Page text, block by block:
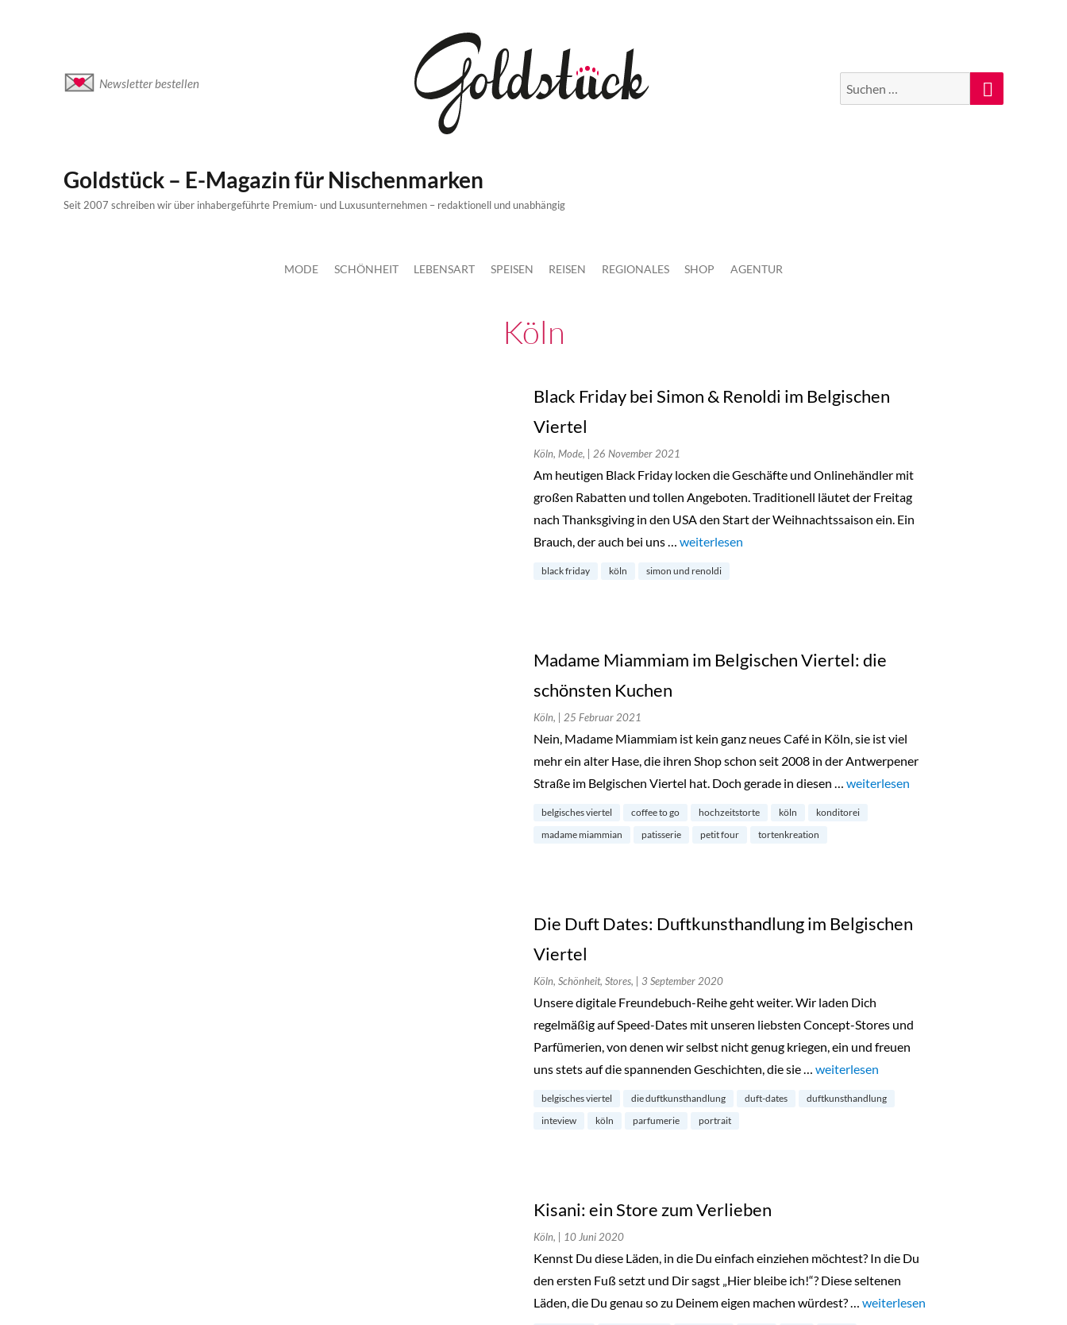
Newsletter bestellen
Suche
nach:
Suchen
Goldstück – E-Magazin für Nischenmarken
Seit 2007 schreiben wir über inhabergeführte Premium- und Luxusunternehmen – redaktionell und unabhängig
MODE SCHÖNHEIT LEBENSART SPEISEN REISEN REGIONALES SHOP AGENTUR
Köln
Black Friday bei Simon & Renoldi im Belgischen
Viertel
Köln, Mode, | 26 November 2021
Am heutigen Black Friday locken die Geschäfte und Onlinehändler mit
großen Rabatten und tollen Angeboten. Traditionell läutet der Freitag
nach Thanksgiving in den USA den Start der Weihnachtssaison ein. Ein
Brauch, der auch bei uns … „Black Friday bei Simon & Renoldi im Belgischen Viertel“
weiterlesen
black friday köln simon und renoldi
Madame Miammiam im Belgischen Viertel: die
schönsten Kuchen
Köln, | 25 Februar 2021
Nein, Madame Miammiam ist kein ganz neues Café in Köln, sie ist viel
mehr ein alter Hase, die ihren Shop schon seit 2008 in der Antwerpener
Straße im Belgischen Viertel hat. Doch gerade in diesen … „Madame Miammiam im Belgischen
weiterlesen
belgisches viertel coffee to go hochzeitstorte köln
konditorei
madame miammian
patisserie petit four tortenkreation
Die Duft Dates: Duftkunsthandlung im Belgischen
Viertel
Köln, Schönheit, Stores, | 3 September 2020
Unsere digitale Freundebuch-Reihe geht weiter. Wir laden Dich
regelmäßig auf Speed-Dates mit unseren liebsten Concept-Stores und
Parfümerien, von denen wir selbst nicht genug kriegen, ein und freuen
uns stets auf die spannenden Geschichten, die sie … „Die Duft Dates: Duftkunsthandlung im
weiterlesen
belgisches viertel die duftkunsthandlung duft-dates
duftkunsthandlung
inteview
köln parfumerie portrait
Kisani: ein Store zum Verlieben
Köln, | 10 Juni 2020
Kennst Du diese Läden, in die Du einfach einziehen möchtest? In die Du
den ersten Fuß setzt und Dir sagst „Hier bleibe ich!“? Diese seltenen
Läden, die Du genau so zu Deinem eigen machen würdest? … „Kisani: ein Store zum Verlieben“
weiterlesen